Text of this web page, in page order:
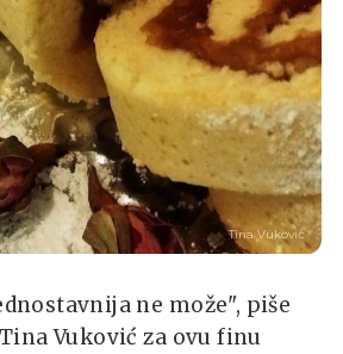
Tina Vuković
ne može", piše
Vuković za ovu finu